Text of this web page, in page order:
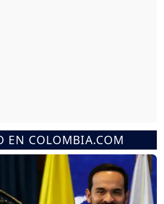
EN COLOMBIA.COM